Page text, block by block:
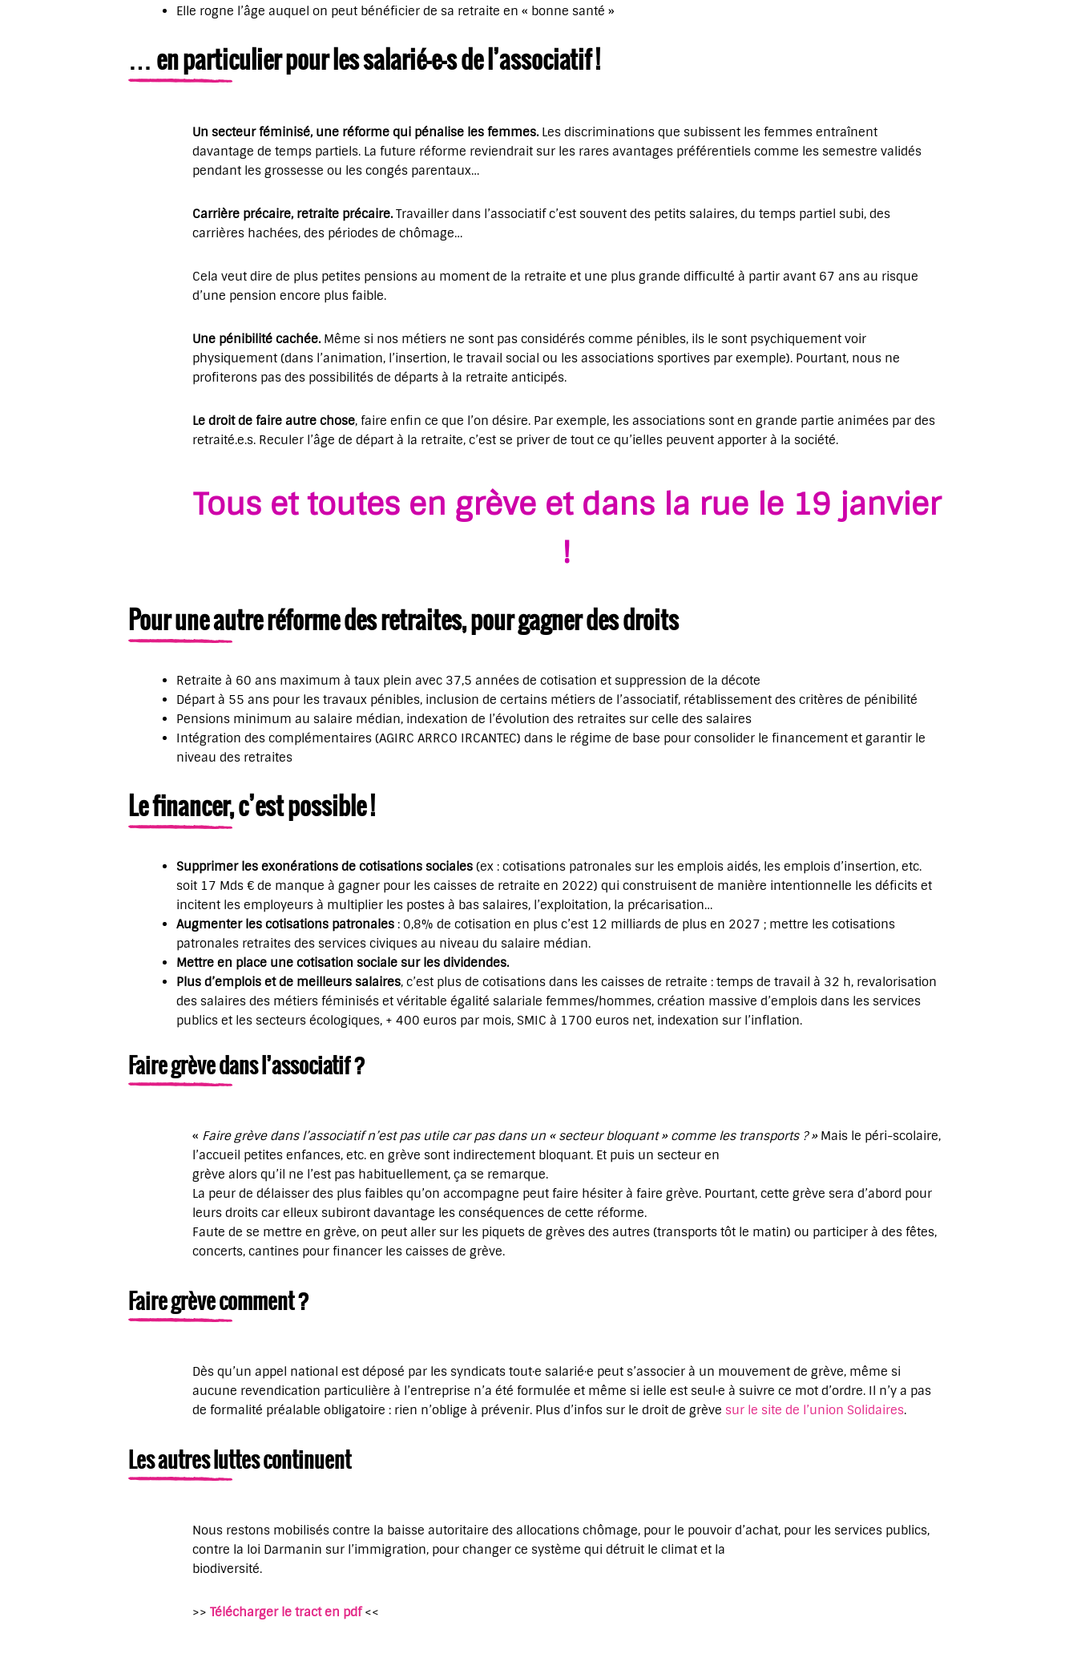
Elle rogne l’âge auquel on peut bénéficier de sa retraite en « bonne santé »
… en particulier pour les salarié-e-s de l’associatif !
Un secteur féminisé, une réforme qui pénalise les femmes. Les discriminations que subissent les femmes entraînent
davantage de temps partiels. La future réforme reviendrait sur les rares avantages préférentiels comme les semestre validés
pendant les grossesse ou les congés parentaux…
Carrière précaire, retraite précaire.Travailler dans l’associatif c’est souvent des petits salaires, du temps partiel subi, des
carrières hachées, des périodes de chômage…
Cela veut dire de plus petites pensions au moment de la retraite et une plus grande difficulté à partir avant 67 ans au risque
d’une pension encore plus faible.
Une pénibilité cachée. Même si nos métiers ne sont pas considérés comme pénibles, ils le sont psychiquement voir
physiquement (dans l’animation, l’insertion, le travail social ou les associations sportives par exemple). Pourtant, nous ne
profiterons pas des possibilités de départs à la retraite anticipés.
Le droit de faire autre chose, faire enfin ce que l’on désire. Par exemple, les associations sont en grande partie animées par des
retraité.e.s. Reculer l’âge de départ à la retraite, c’est se priver de tout ce qu’ielles peuvent apporter à la société.
Tous et toutes en grève et dans la rue le 19 janvier
!
Pour une autre réforme des retraites, pour gagner des droits
Retraite à 60 ans maximum à taux plein avec 37,5 années de cotisation et suppression de la décote
Départ à 55 ans pour les travaux pénibles, inclusion de certains métiers de l’associatif, rétablissement des critères de pénibilité
Pensions minimum au salaire médian, indexation de l’évolution des retraites sur celle des salaires
Intégration des complémentaires (AGIRC ARRCO IRCANTEC) dans le régime de base pour consolider le financement et garantir le
niveau des retraites
Le financer, c’est possible !
Supprimer les exonérations de cotisations sociales(ex : cotisations patronales sur les emplois aidés, les emplois d’insertion, etc.
soit 17 Mds € de manque à gagner pour les caisses de retraite en 2022) qui construisent de manière intentionnelle les déficits et
incitent les employeurs à multiplier les postes à bas salaires, l’exploitation, la précarisation…
Augmenter les cotisations patronales: 0,8% de cotisation en plus c’est 12 milliards de plus en 2027 ; mettre les cotisations
patronales retraites des services civiques au niveau du salaire médian.
Mettre en place une cotisation sociale sur les dividendes.
Plus d’emplois et de meilleurs salaires, c’est plus de cotisations dans les caisses de retraite : temps de travail à 32 h, revalorisation
des salaires des métiers féminisés et véritable égalité salariale femmes/hommes, création massive d’emplois dans les services
publics et les secteurs écologiques, + 400 euros par mois, SMIC à 1700 euros net, indexation sur l’inflation.
Faire grève dans l’associatif ?
« Faire grève dans l’associatif n’est pas utile car pas dans un « secteur bloquant » comme les transports ? » Mais le péri-scolaire,
l’accueil petites enfances, etc. en grève sont indirectement bloquant. Et puis un secteur en
grève alors qu’il ne l’est pas habituellement, ça se remarque.
La peur de délaisser des plus faibles qu’on accompagne peut faire hésiter à faire grève. Pourtant, cette grève sera d’abord pour
leurs droits car elleux subiront davantage les conséquences de cette réforme.
Faute de se mettre en grève, on peut aller sur les piquets de grèves des autres (transports tôt le matin) ou participer à des fêtes,
concerts, cantines pour financer les caisses de grève.
Faire grève comment ?
Dès qu’un appel national est déposé par les syndicats tout·e salarié·e peut s’associer à un mouvement de grève, même si
aucune revendication particulière à l’entreprise n’a été formulée et même si ielle est seul·e à suivre ce mot d’ordre. Il n’y a pas
de formalité préalable obligatoire : rien n’oblige à prévenir. Plus d’infos sur le droit de grève sur le site de l’union Solidaires.
Les autres luttes continuent
Nous restons mobilisés contre la baisse autoritaire des allocations chômage, pour le pouvoir d’achat, pour les services publics,
contre la loi Darmanin sur l’immigration, pour changer ce système qui détruit le climat et la
biodiversité.
>> Télécharger le tract en pdf<<